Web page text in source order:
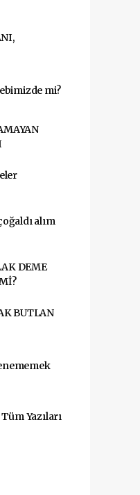
mi?
alım
DEME
BUTLAN
Tüm Yazıları